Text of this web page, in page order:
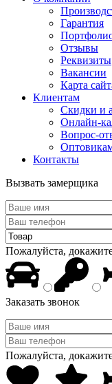
Гарантия
Отзывы
Реквизиты
Вакансии
Карта
Клиентам
Скидки и
Онлайн-
Вопрос-
Контакты
Вызвать замерщика
Пожалуйста,
Заказать звонок
Пожалуйста,